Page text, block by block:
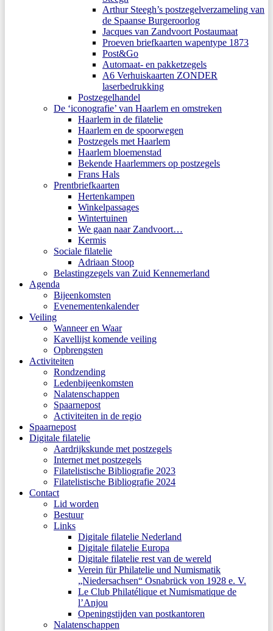
Arthur Steegh’s postzegelverzameling van
de Spaanse Burgeroorlog
Jacques van Zandvoort Postaumaat
Proeven briefkaarten wapentype 1873
Post&Go
Automaat- en pakketzegels
A6 Verhuiskaarten ZONDER
laserbedrukking
Postzegelhandel
De ‘iconografie’ van Haarlem en omstreken
Haarlem in de filatelie
Haarlem en de spoorwegen
Postzegels met Haarlem
Haarlem bloemenstad
Bekende Haarlemmers op postzegels
Frans Hals
Prentbriefkaarten
Hertenkampen
Winkelpassages
Wintertuinen
We gaan naar Zandvoort…
Kermis
Sociale filatelie
Adriaan Stoop
Belastingzegels van Zuid Kennemerland
Agenda
Bijeenkomsten
Evenementenkalender
Veiling
Wanneer en Waar
Kavellijst komende veiling
Opbrengsten
Activiteiten
Rondzending
Ledenbijeenkomsten
Nalatenschappen
Spaarnepost
Activiteiten in de regio
Spaarnepost
Digitale filatelie
Aardrijkskunde met postzegels
Internet met postzegels
Filatelistische Bibliografie 2023
Filatelistische Bibliografie 2024
Contact
Lid worden
Bestuur
Links
Digitale filatelie Nederland
Digitale filatelie Europa
Digitale filatelie rest van de wereld
Verein für Philatelie und Numismatik
„Niedersachsen“ Osnabrück von 1928 e. V.
Le Club Philatélique et Numismatique de
l’Anjou
Openingstijden van postkantoren
Nalatenschappen